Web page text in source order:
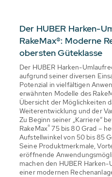
Der HUBER Harken-
RakeMax®: Moderne
obersten Güteklasse
Der HUBER Harken-
aufgrund seiner diversen
Potenzial in vielfältigen
erwähnten Modelle des
Übersicht der Möglichkeiten
Weiterentwicklung und der
Zu Beginn seiner „Karriere“
RakeMax® 75 bis 80 Grad –
Aufstellwinkel von 50 bis 85
Seine Produktmerkmale,
eröffnende
machen den HUBER Harken-
einer modernen